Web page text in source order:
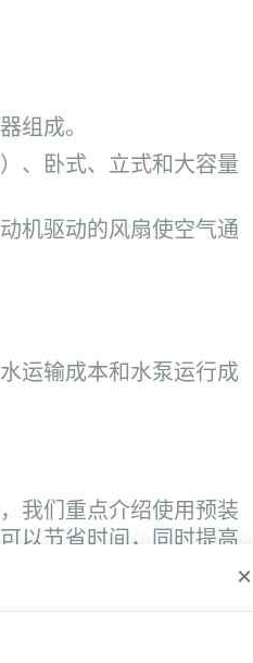
组成。
、卧式、立式和大容量
机驱动的风扇使空气通
运输成本和水泵运行成
我们重点介绍使用预装
以节省时间，同时提高
×